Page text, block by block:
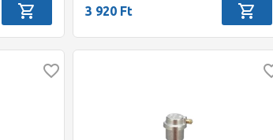
3 920 Ft